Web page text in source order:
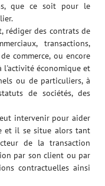
que ce soit pour le
rédiger des contrats de
transactions,
commerce, ou encore
l'activité économique et
ou de particuliers, à
de sociétés, des
intervenir pour aider
et il se situe alors tant
de la transaction
par son client ou par
contractuelles ainsi